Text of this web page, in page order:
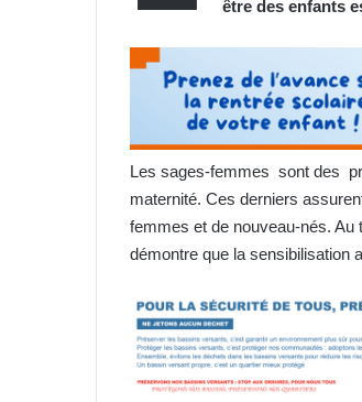
être des enfants
Les sages-femmes sont des
maternité. Ces derniers
femmes et de nouveau-nés. Au
démontre que la sensibilisation